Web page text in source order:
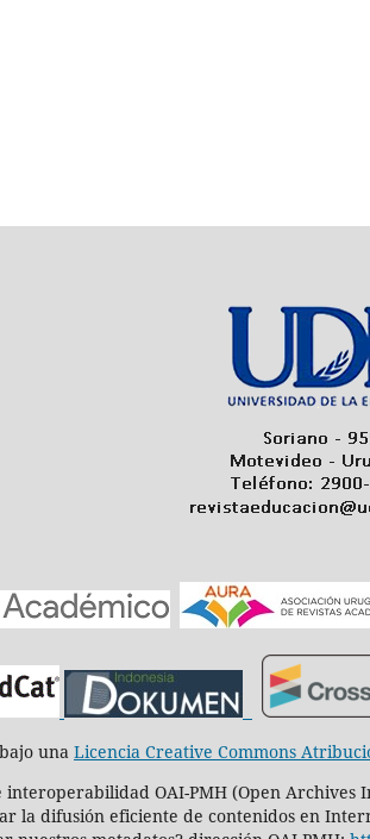
una Licencia Creative Commons
interoperabilidad OAI-PMH (Open
la difusión eficiente de contenidos en